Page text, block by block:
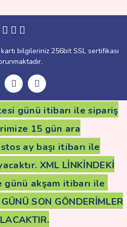
bilgileriniz 256bit SSL sertifikası
günü itibarı ile sipariş
15 gün ara
ay başı itibarı ile
XML LİNKİNDEKİ
günü akşam itibarı ile
SON GÖNDERİMLER